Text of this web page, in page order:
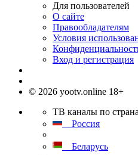
Для пользователей
О сайте
Правообладателям
Условия
Вход и регистрация
© 2026 yootv.online 18+
ТВ каналы по
Россия
Беларусь